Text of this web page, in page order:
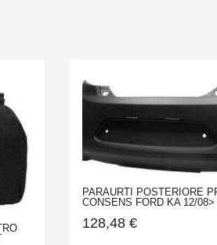
PARAURTI POSTERIORE
CONSENS FORD KA 12/
128,48 €